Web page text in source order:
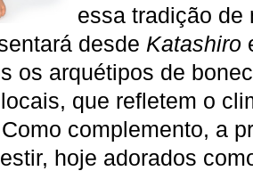
essa tradição de
desde Katashiro
os arquétipos de
que refletem o
complemento, a
hoje adorados